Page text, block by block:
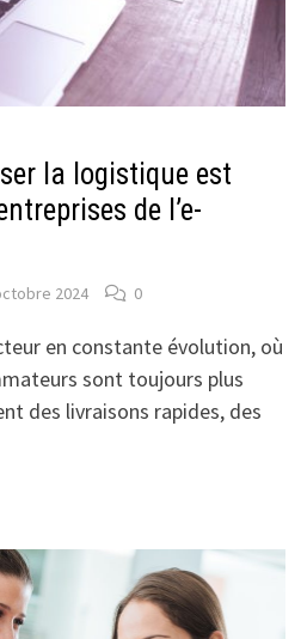
la logistique est
de l’e-
2024 0
en constante évolution, où
sont toujours plus
des livraisons rapides, des